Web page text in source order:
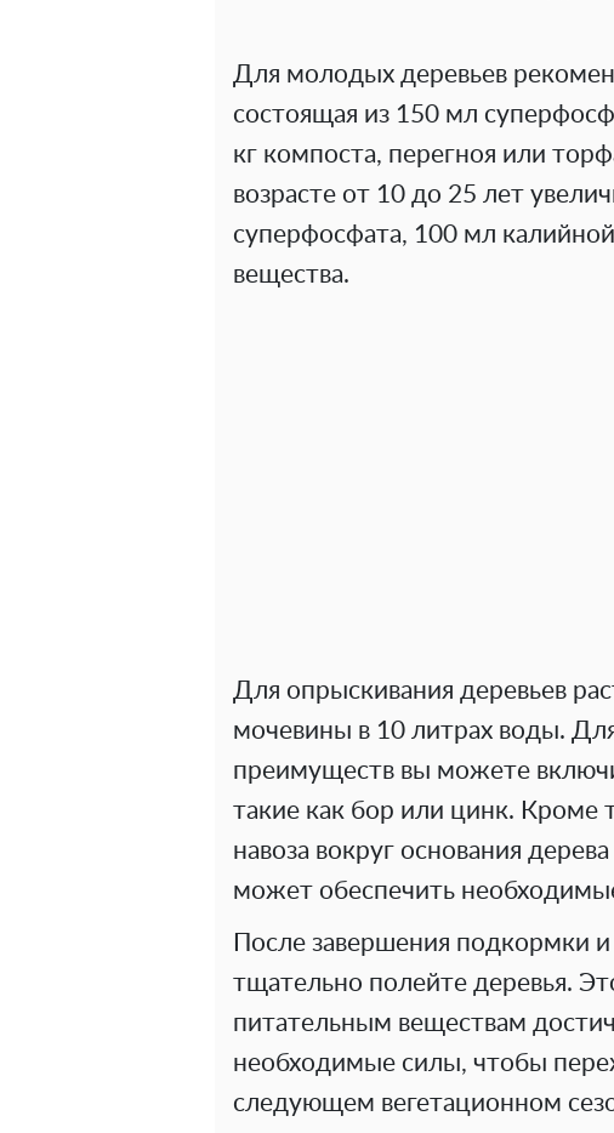
Для молодых деревьев
состоящая из 150 мл
кг компоста, перегноя или
возрасте от 10 до 25 лет
суперфосфата, 100 мл
вещества.
Для опрыскивания деревьев
мочевины в 10 литрах воды.
преимуществ вы можете
такие как бор или цинк. Кроме
навоза вокруг основания
может обеспечить
После завершения подкормки
тщательно полейте деревья.
питательным веществам
необходимые силы, чтобы
следующем вегетационном